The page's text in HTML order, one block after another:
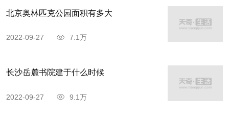
庄。村民们很同情皇姑的遭遇，就领他们到村后，
安身在两个山洞里，前边一点的住小银匠，后边隐
秘一点的住皇姑，村民们习惯地叫这两个山洞为大
皇姑隐居在龙潭沟后，由于百姓们的看顾，生
北京奥林匹克公园面积有多大
2022-09-27 7.1万
长沙岳麓书院建于什么时候
2022-09-27 9.1万